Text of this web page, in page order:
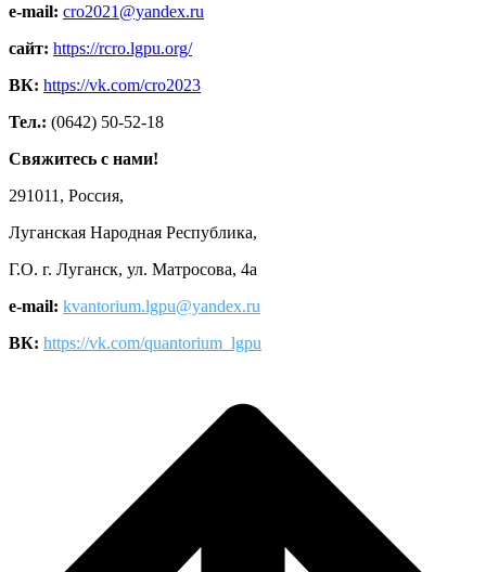
e-mail: cro2021@yandex.ru
сайт: https://rcro.lgpu.org/
ВК: https://vk.com/cro2023
Тел.: (0642) 50-52-18
Свяжитесь с нами!
291011, Россия,
Луганская Народная Республика,
Г.О. г. Луганск, ул. Матросова, 4а
e-mail: kvantorium.lgpu@yandex.ru
ВК: https://vk.com/quantorium_lgpu